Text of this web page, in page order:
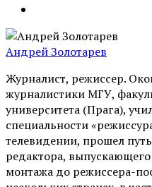
Андрей Золотарев
Журналист, режиссер.
журналистики МГУ,
университета (Прага),
специальности
телевидении, прошел
редактора,
монтажа до режиссера-